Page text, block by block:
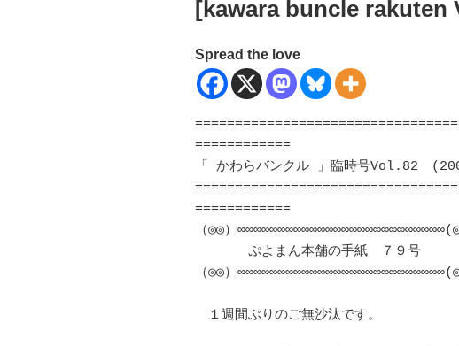
[kawara buncle rakuten
Spread the love
============
「 かわらバンクル 」臨時号Vol.82　
============
（◎◎）
ぷよまん本舗の手紙　７９号　　　
（◎◎）
１週間ぶりのご無沙汰です。